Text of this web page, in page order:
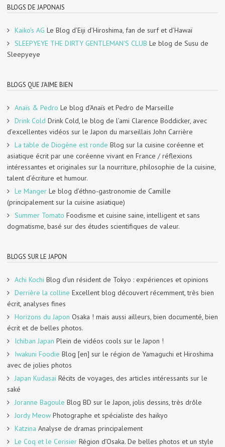
BLOGS DE JAPONAIS
Kaiko's AG Le Blog d’Eiji d’Hiroshima, fan de surf et d’Hawaï
SLEEPYEYE THE DIRTY GENTLEMAN'S CLUB Le blog de Susu de
Sleepyeye
BLOGS QUE J'AIME BIEN
Anaïs & Pedro Le blog d’Anaïs et Pedro de Marseille
Drink Cold Drink Cold, le blog de l’ami Clarence Boddicker, avec
d’excellentes vidéos sur le Japon du marseillais John Carrière
La table de Diogène est ronde Blog sur la cuisine coréenne et
asiatique écrit par une coréenne vivant en France / réflexions
intéressantes et originales sur la nourriture, philosophie de la cuisine,
talent d’écriture et humour.
Le Manger Le blog d’éthno-gastronomie de Camille
(principalement sur la cuisine asiatique)
Summer Tomato Foodisme et cuisine saine, intelligent et sans
dogmatisme, basé sur des études scientifiques de valeur.
BLOGS SUR LE JAPON
Achi Kochi Blog d’un résident de Tokyo : expériences et opinions
Derrière la colline Excellent blog découvert récemment, très bien
écrit, analyses fines
Horizons du Japon Osaka ! mais aussi ailleurs, bien documenté, bien
écrit et de belles photos.
Ichiban Japan Plein de vidéos cools sur le Japon !
Iwakuni Foodie Blog [en] sur le région de Yamaguchi et Hiroshima
avec de jolies photos
Japan Kudasai Récits de voyages, des articles intéressants sur le
saké
Joranne Bagoule Blog BD sur le Japon, jolis dessins, très drôle
Jordy Meow Photographe et spécialiste des haikyo
Katzina Analyse de dramas principalement
Le Coq et le Cerisier Région d’Osaka. De belles photos et un style